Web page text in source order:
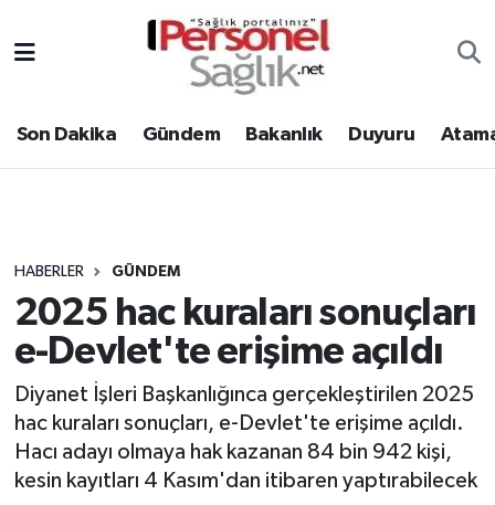
Son Dakika Gündem Bakanlık Duyuru
HABERLER GÜNDEM
2025 hac kuraları sonuçları
e-Devlet'te erişime açıldı
Diyanet İşleri Başkanlığınca gerçekleştirilen 2025
hac kuraları sonuçları, e-Devlet'te erişime açıldı.
Hacı adayı olmaya hak kazanan 84 bin 942 kişi,
kesin kayıtları 4 Kasım'dan itibaren yaptırabilecek
Gündem
Atamalar
Mevzuat
Sendika
Kpss - Sınav
Nöbetçi Eczaneler
Hava Durumu
Tüm Manşetler
Son Dakika Haberleri
Haber Arşivi